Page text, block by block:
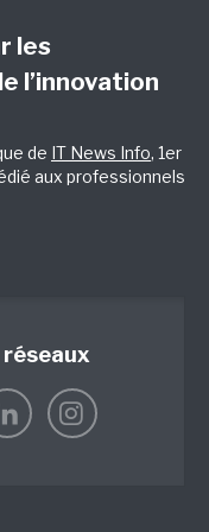
les
l’innovation
de IT News Info, 1er
aux professionnels
réseaux